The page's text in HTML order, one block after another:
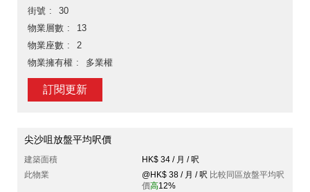
街號
30
物業層數
13
物業座數
2
物業擁有權
多業權
訂閱更新
尖沙咀放盤平均呎價
建築面積
HK$ 34 / 月 / 呎
此物業
@HK$ 38 / 月 / 呎 比較同區放盤平均呎
價高12%